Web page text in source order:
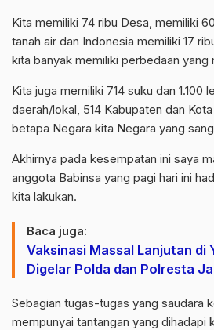
Kita memiliki 74 ribu Desa, memiliki
tanah air dan Indonesia memiliki 17
kita banyak memiliki perbedaan yang
Kita juga memiliki 714 suku dan 1.100
daerah/lokal, 514 Kabupaten dan
betapa Negara kita Negara yang
Akhirnya pada kesempatan ini saya
anggota Babinsa yang pagi hari ini
kita lakukan.
Baca juga:
Vaksinasi Massal Lanjutan di
Digelar Polda dan Polresta
Sebagian tugas-tugas yang saudara
mempunyai tantangan yang dihadapi